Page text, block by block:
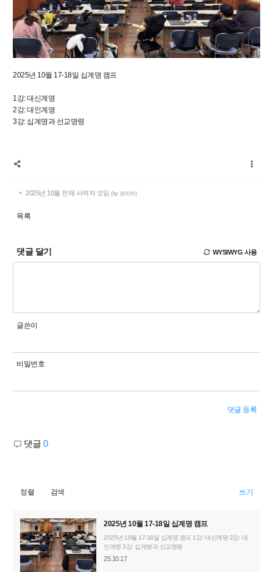
2025년 10월 17-18일 십계명 캠프
1강: 대신계명
2강: 대인계명
3강: 십계명과 선교명령
2025년 10월 전체 사역자 모임 (by 관리자)
목록
댓글 달기 WYSIWYG 사용
글쓴이
비밀번호
댓글 등록
댓글 0
정렬 검색 쓰기
2025년 10월 17-18일 십계명 캠프
2025년 10월 17-18일 십계명 캠프 1강: 대신계명 2강: 대
인계명 3강: 십계명과 선교명령
25.10.17